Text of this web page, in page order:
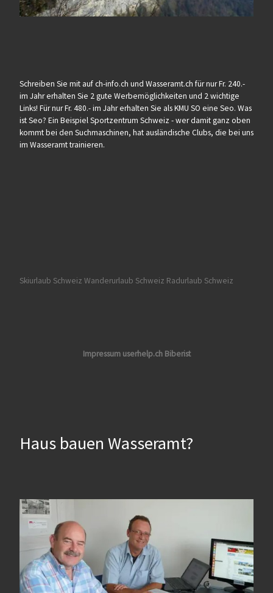
Schreiben Sie mit auf ch-info.ch und Wasseramt.ch für nur Fr. 240.-
im Jahr erhalten Sie 2 gute Werbemöglichkeiten und 2 wichtige
Links! Für nur Fr. 480.- im Jahr erhalten Sie als KMU SO eine Seo. Was
ist Seo? Ein Beispiel Sportzentrum Schweiz - wer damit ganz oben
kommt bei den Suchmaschinen, hat ausländische Clubs, die bei uns
im Wasseramt trainieren.
Skiurlaub Schweiz Wanderurlaub Schweiz Radurlaub Schweiz
Impressum userhelp.ch Biberist
Haus bauen Wasseramt?